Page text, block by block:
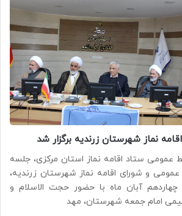
نماز شهرستان زرندیه برگزار شد
عمومی ستاد اقامه نماز استان مرکزی، جلسه
و شورای اقامه نماز شهرستان زرندیه،
چهاردهم آبان ماه با حضور حجت الاسلام و
امام جمعه شهرستان، مهد